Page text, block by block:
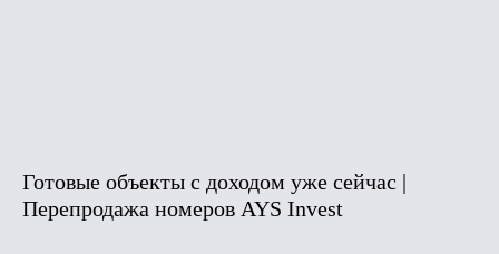
Готовые объекты с доходом уже сейчас |
Перепродажа номеров AYS Invest